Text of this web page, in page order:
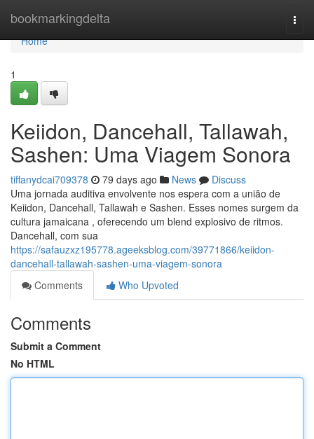
bookmarkingdelta
Home
Home
1
Keiidon, Dancehall, Tallawah,
Sashen: Uma Viagem Sonora
tiffanydcai709378 79 days ago News
Discuss
Uma jornada auditiva envolvente nos espera com a união de
Keiidon, Dancehall, Tallawah e Sashen. Esses nomes surgem da
cultura jamaicana , oferecendo um blend explosivo de ritmos.
Dancehall, com sua
https://safauzxz195778.ageeksblog.com/39771866/keiidon-
dancehall-tallawah-sashen-uma-viagem-sonora
Comments
Who Upvoted
Comments
Submit a Comment
No HTML